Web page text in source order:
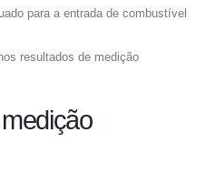
para a entrada de combustível
resultados de medição